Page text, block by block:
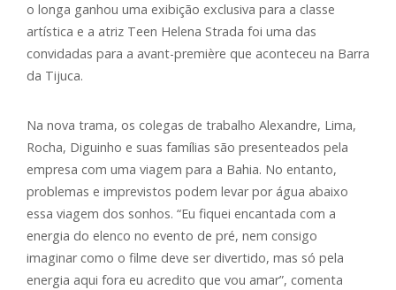
o longa ganhou uma exibição exclusiva para a classe
artística e a atriz Teen Helena Strada foi uma das
convidadas para a avant-première que aconteceu na Barra
da Tijuca.
Na nova trama, os colegas de trabalho Alexandre, Lima,
Rocha, Diguinho e suas famílias são presenteados pela
empresa com uma viagem para a Bahia. No entanto,
problemas e imprevistos podem levar por água abaixo
essa viagem dos sonhos. “Eu fiquei encantada com a
energia do elenco no evento de pré, nem consigo
imaginar como o filme deve ser divertido, mas só pela
energia aqui fora eu acredito que vou amar”, comenta